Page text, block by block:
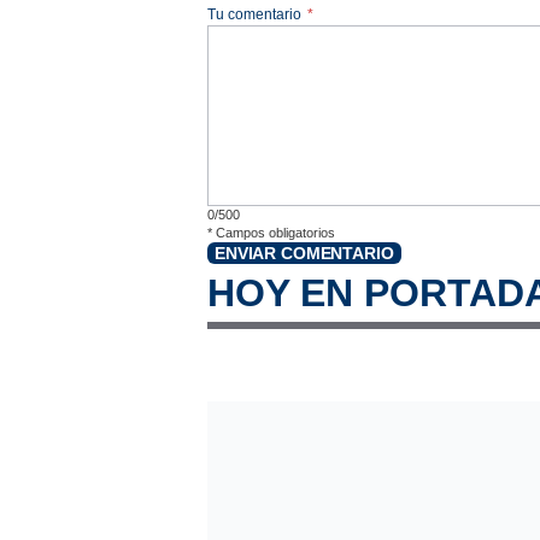
Tu comentario *
0/500
* Campos obligatorios
ENVIAR COMENTARIO
HOY EN